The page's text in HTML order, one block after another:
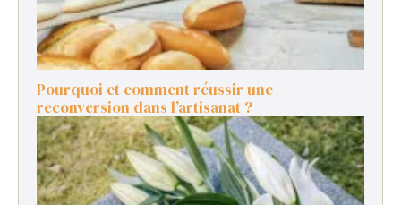
Pourquoi et comment réussir une
reconversion dans l’artisanat ?